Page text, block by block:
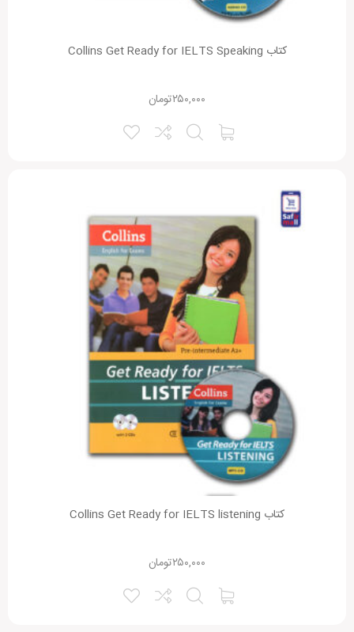
کتاب Collins Get Ready for IELTS Speaking
تومان۲۵۰,۰۰۰
کتاب Collins Get Ready for IELTS listening
تومان۲۵۰,۰۰۰